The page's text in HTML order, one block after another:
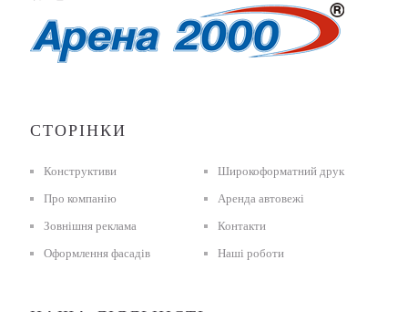
СТОРІНКИ
Конструктиви
Про компанію
Зовнішня реклама
Оформлення фасадів
Широкоформатний друк
Аренда автовежі
Контакти
Наші роботи